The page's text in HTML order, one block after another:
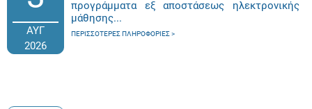
ΑΥΓ
2026
προγράμματα εξ αποστάσεως ηλεκτρονικής
μάθησης...
ΠΕΡΙΣΣΌΤΕΡΕΣ ΠΛΗΡΟΦΟΡΊΕΣ